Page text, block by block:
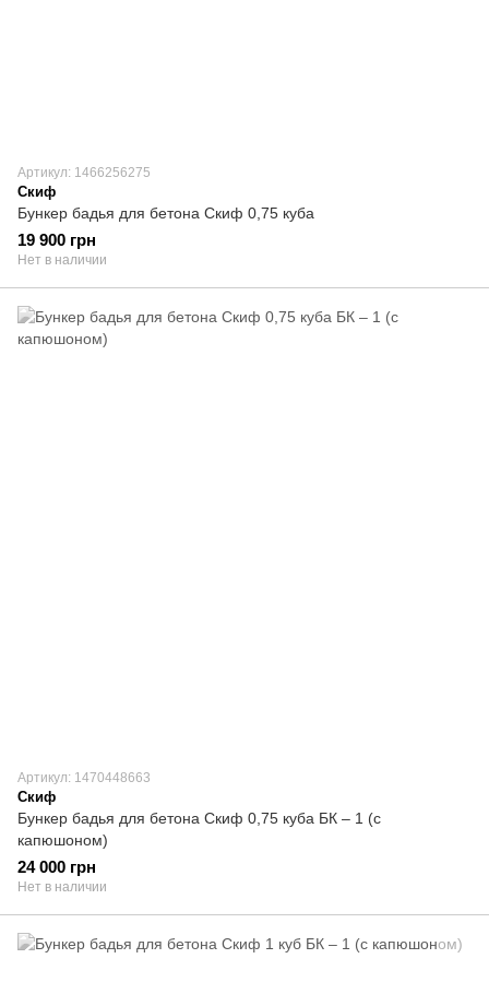
Артикул: 1466256275
Скиф
Бункер бадья для бетона Скиф 0,75 куба
19 900 грн
Нет в наличии
Артикул: 1470448663
Скиф
Бункер бадья для бетона Скиф 0,75 куба БК – 1 (с
капюшоном)
24 000 грн
Нет в наличии